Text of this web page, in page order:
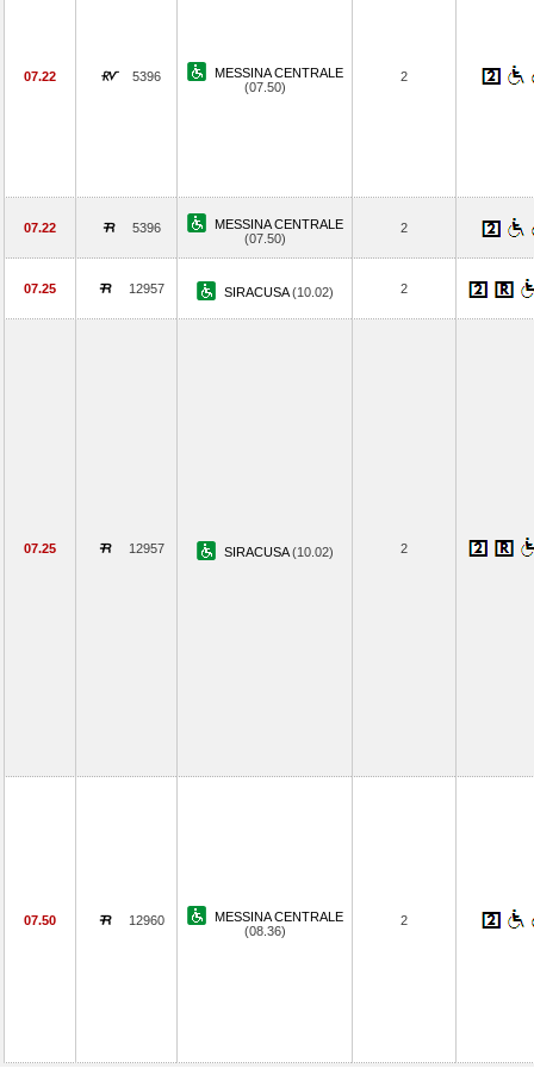
07.22 5396
MESSINA CENTRALE
(07.50)
2
07.22 5396
MESSINA CENTRALE
(07.50)
2
07.25 12957 SIRACUSA(10.02) 2
07.25 12957 SIRACUSA(10.02) 2
07.50 12960
MESSINA CENTRALE
(08.36)
2